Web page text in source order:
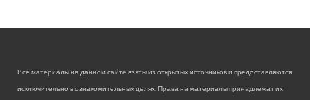
Все материалы на данном сайте взяты из открытых источников и предоставляются
исключительно в ознакомительных целях. Права на материалы принадлежат их